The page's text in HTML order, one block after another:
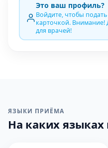
Это ваш профиль?
Войдите, чтобы
карточкой. Внимание!
для врачей!
ЯЗЫКИ ПРИЁМА
На каких языках